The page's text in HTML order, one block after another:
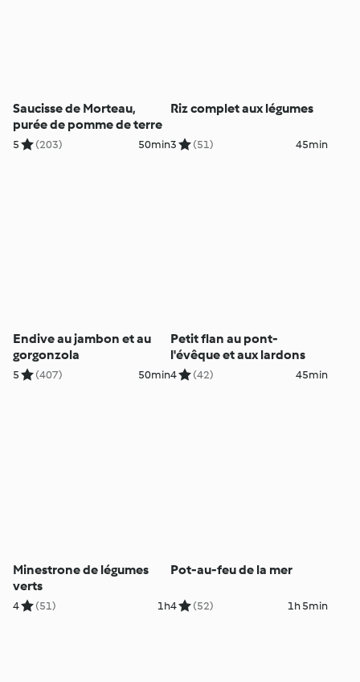
Saucisse de Morteau,
purée de pomme de terre
5 (203) 50min
Riz complet aux légumes
3 (51) 45min
Endive au jambon et au
gorgonzola
5 (407) 50min
Petit flan au pont-
l'évêque et aux lardons
4 (42) 45min
Minestrone de légumes
verts
4 (51) 1h
Pot-au-feu de la mer
4 (52) 1h 5min